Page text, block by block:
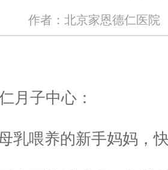
作者：北京家恩德仁医院
子中心：
喂养的新手妈妈，快